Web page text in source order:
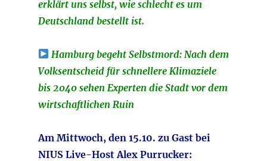
erklärt uns selbst, wie schlecht es um
Deutschland bestellt ist.
Hamburg begeht Selbstmord: Nach dem
Volksentscheid für schnellere Klimaziele
bis 2040 sehen Experten die Stadt vor dem
wirtschaftlichen Ruin
Am Mittwoch, den 15.10. zu Gast bei
NIUS Live-Host Alex Purrucker: